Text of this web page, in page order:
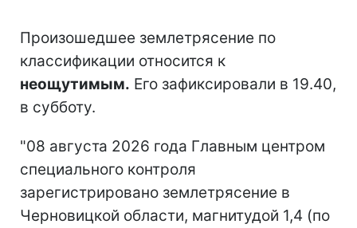
Произошедшее землетрясение по
классификации относится к
неощутимым. Его зафиксировали в 19.40,
в субботу.
"08 августа 2026 года Главным центром
специального контроля
зарегистрировано землетрясение в
Черновицкой области, магнитудой 1,4 (по